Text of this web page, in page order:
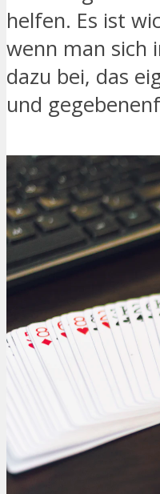
helfen. Es ist
wenn man sich
dazu bei, das
und